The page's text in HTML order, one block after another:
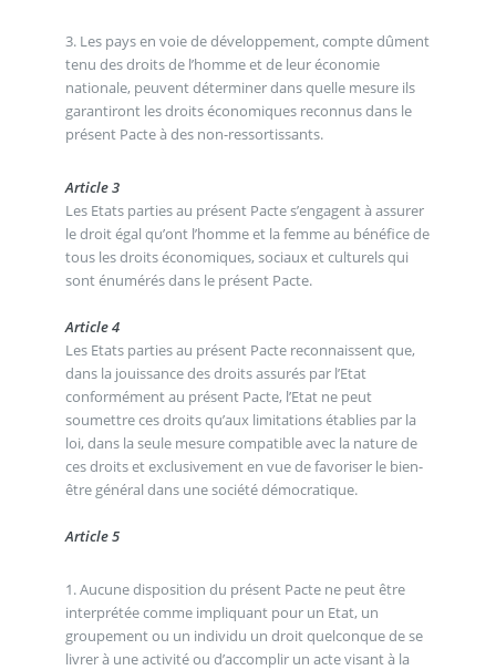
3. Les pays en voie de développement, compte dûment
tenu des droits de l’homme et de leur économie
nationale, peuvent déterminer dans quelle mesure ils
garantiront les droits économiques reconnus dans le
présent Pacte à des non-ressortissants.
Article 3
Les Etats parties au présent Pacte s’engagent à assurer
le droit égal qu’ont l’homme et la femme au bénéfice de
tous les droits économiques, sociaux et culturels qui
sont énumérés dans le présent Pacte.
Article 4
Les Etats parties au présent Pacte reconnaissent que,
dans la jouissance des droits assurés par l’Etat
conformément au présent Pacte, l’Etat ne peut
soumettre ces droits qu’aux limitations établies par la
loi, dans la seule mesure compatible avec la nature de
ces droits et exclusivement en vue de favoriser le bien-
être général dans une société démocratique.
Article 5
1. Aucune disposition du présent Pacte ne peut être
interprétée comme impliquant pour un Etat, un
groupement ou un individu un droit quelconque de se
livrer à une activité ou d’accomplir un acte visant à la